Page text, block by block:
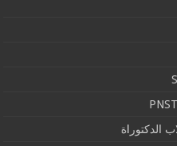
الدكتوراة